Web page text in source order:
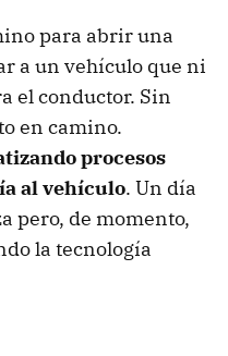
para abrir una
a un vehículo que ni
el conductor. Sin
en camino.
procesos
al vehículo. Un día
pero, de momento,
la tecnología